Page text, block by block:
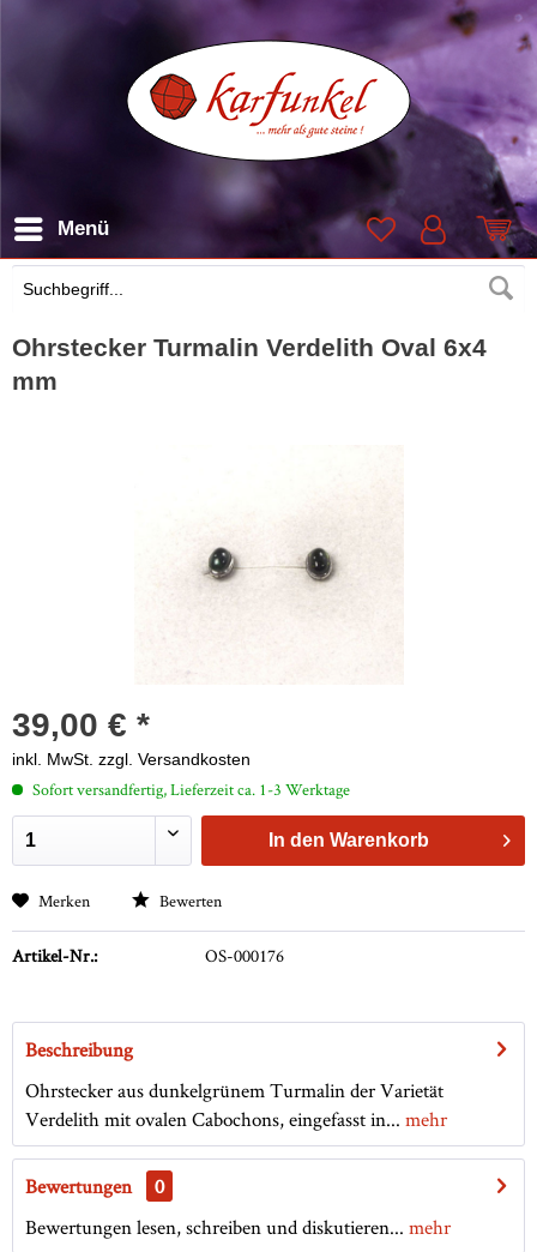
Suchen
Menü
Ohrstecker Turmalin Verdelith Oval 6x4
mm
39,00 € *
inkl. MwSt. zzgl. Versandkosten
Sofort versandfertig, Lieferzeit ca. 1-3 Werktage
In den Warenkorb
Merken Bewerten
Artikel-Nr.: OS-000176
Beschreibung
Ohrstecker aus dunkelgrünem Turmalin der Varietät
Verdelith mit ovalen Cabochons, eingefasst in... mehr
Bewertungen
0
Bewertungen lesen, schreiben und diskutieren... mehr